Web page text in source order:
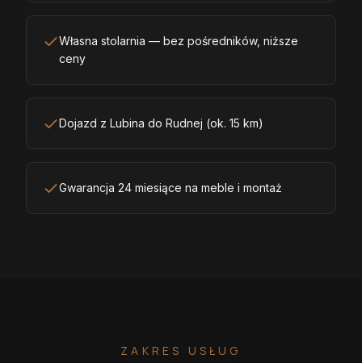
Własna stolarnia — bez pośredników, niższe
ceny
Dojazd z Lubina do Rudnej (ok. 15 km)
Gwarancja 24 miesiące na meble i montaż
ZAKRES USŁUG